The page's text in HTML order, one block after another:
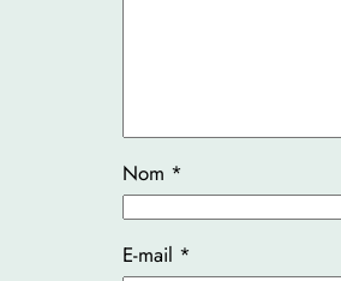
Nom *
E-mail *